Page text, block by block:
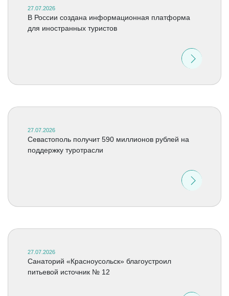
27.07.2026
В России создана информационная платформа
для иностранных туристов
27.07.2026
Севастополь получит 590 миллионов рублей на
поддержку туротрасли
27.07.2026
Санаторий «Красноусольск» благоустроил
питьевой источник № 12